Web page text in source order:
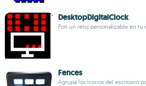
DesktopDigitalClock
Pon un reloj personalizable en tu
Fences
Agrupa los iconos del escritorio